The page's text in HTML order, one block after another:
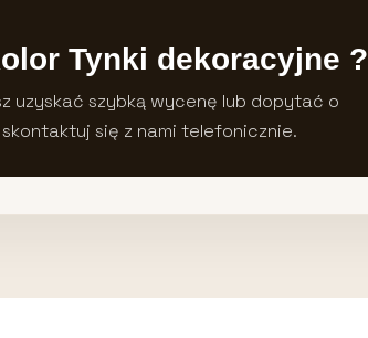
Tynki dekoracyjne ?
uzyskać szybką wycenę lub dopytać o
skontaktuj się z nami telefonicznie.